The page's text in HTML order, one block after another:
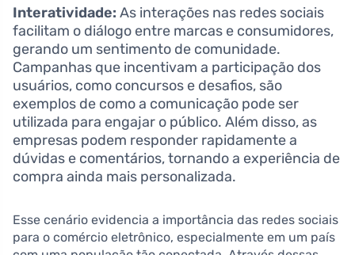
Interatividade: As interações nas redes sociais
facilitam o diálogo entre marcas e consumidores,
gerando um sentimento de comunidade.
Campanhas que incentivam a participação dos
usuários, como concursos e desafios, são
exemplos de como a comunicação pode ser
utilizada para engajar o público. Além disso, as
empresas podem responder rapidamente a
dúvidas e comentários, tornando a experiência de
compra ainda mais personalizada.
Esse cenário evidencia a importância das redes sociais
para o comércio eletrônico, especialmente em um país